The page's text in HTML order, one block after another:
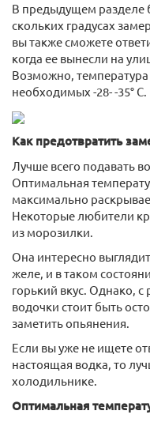
В предыдущем разделе
скольких градусах
вы также сможете
когда ее вынесли на
Возможно,
необходимых -28- -35° C.
Как предотвратить
Лучше всего подавать
Оптимальная
максимально
Некоторые любители
из морозилки.
Она интересно
желе, и в таком
горький вкус. Однако,
водочки стоит быть
заметить опьянения.
Если вы уже не ищете
настоящая водка, то
холодильнике.
Оптимальная